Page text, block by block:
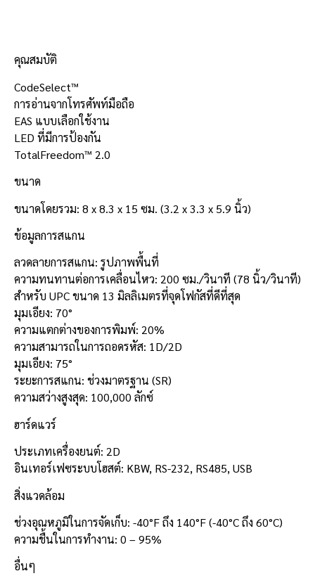
คุณสมบัติ
CodeSelect™
การอ่านจากโทรศัพท์มือถือ
EAS แบบเลือกใช้งาน
LED ที่มีการป้องกัน
TotalFreedom™ 2.0
ขนาด
ขนาดโดยรวม: 8 x 8.3 x 15 ซม. (3.2 x 3.3 x 5.9 นิ้ว)
ข้อมูลการสแกน
ลวดลายการสแกน: รูปภาพพื้นที่
ความทนทานต่อการเคลื่อนไหว: 200 ซม./วินาที (78 นิ้ว/วินาที)
สำหรับ UPC ขนาด 13 มิลลิเมตรที่จุดโฟกัสที่ดีที่สุด
มุมเอียง: 70°
ความแตกต่างของการพิมพ์: 20%
ความสามารถในการถอดรหัส: 1D/2D
มุมเอียง: 75°
ระยะการสแกน: ช่วงมาตรฐาน (SR)
ความสว่างสูงสุด: 100,000 ลักซ์
ฮาร์ดแวร์
ประเภทเครื่องยนต์: 2D
อินเทอร์เฟซระบบโฮสต์: KBW, RS-232, RS485, USB
สิ่งแวดล้อม
ช่วงอุณหภูมิในการจัดเก็บ: -40°F ถึง 140°F (-40°C ถึง 60°C)
ความชื้นในการทำงาน: 0 – 95%
อื่นๆ